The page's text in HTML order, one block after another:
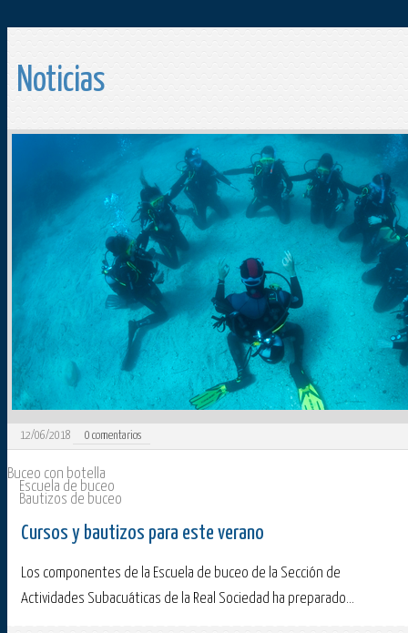
Noticias
12/06/2018 0 comentarios
Buceo con botella
Escuela de buceo
Bautizos de buceo
Cursos y bautizos para este verano
Los componentes de la Escuela de buceo de la Sección de
Actividades Subacuáticas de la Real Sociedad ha preparado...